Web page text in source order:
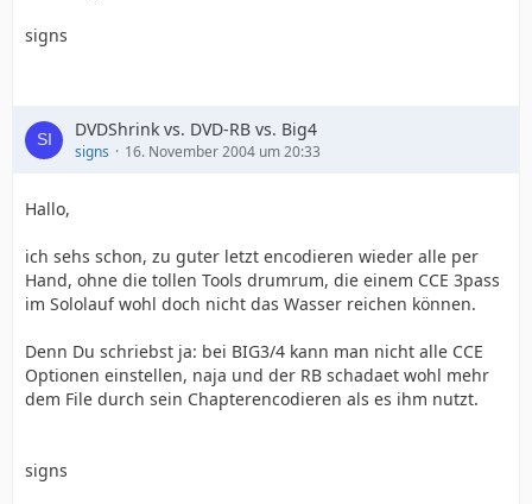
signs
DVDShrink vs. DVD-RB vs. Big4
signs 16. November 2004 um 20:33
Hallo,
ich sehs schon, zu guter letzt encodieren wieder alle per
Hand, ohne die tollen Tools drumrum, die einem CCE 3pass
im Sololauf wohl doch nicht das Wasser reichen können.
Denn Du schriebst ja: bei BIG3/4 kann man nicht alle CCE
Optionen einstellen, naja und der RB schadaet wohl mehr
dem File durch sein Chapterencodieren als es ihm nutzt.
signs